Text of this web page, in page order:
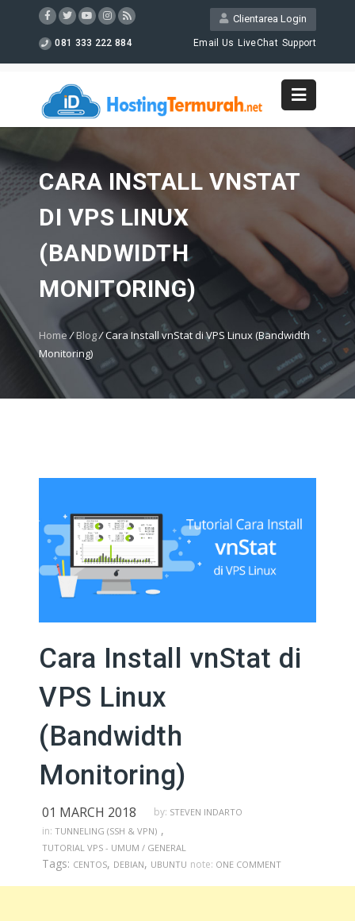
Clientarea Login
081 333 222 884 Email Us LiveChat Support
CARA INSTALL VNSTAT
DI VPS LINUX
(BANDWIDTH
MONITORING)
Home/ Blog/Cara Install vnStat di VPS Linux (Bandwidth
Monitoring)
Cara Install vnStat di
VPS Linux
(Bandwidth
Monitoring)
01 MARCH 2018 by: STEVEN INDARTO
in: TUNNELING (SSH & VPN) ,
TUTORIAL VPS - UMUM / GENERAL
Tags: CENTOS, DEBIAN, UBUNTU note: ONE COMMENT